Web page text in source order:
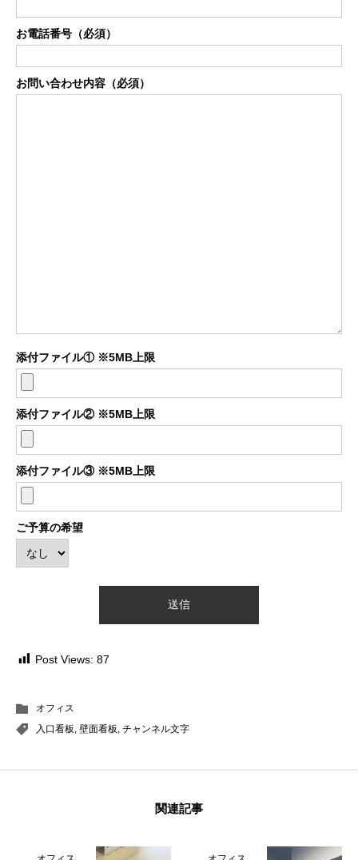
お電話番号（必須）
お問い合わせ内容（必須）
添付ファイル① ※5MB上限
添付ファイル② ※5MB上限
添付ファイル③ ※5MB上限
ご予算の希望
Post Views: 87
オフィス
入口看板, 壁面看板, チャンネル文字
関連記事